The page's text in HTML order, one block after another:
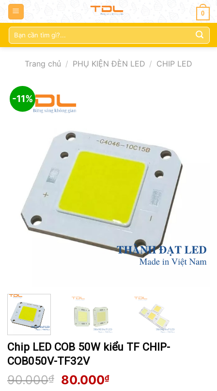
0
Tìm
kiếm:
Trang chủ / PHỤ KIỆN ĐÈN LED / CHIP LED
-11%
Chip LED COB 50W kiểu TF CHIP-
COB050V-TF32V
90.000₫
Giá
80.000₫Giá